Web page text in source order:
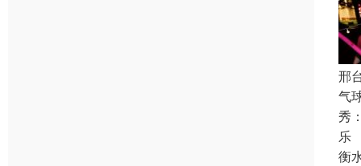
邢
气
秀
乐
衡